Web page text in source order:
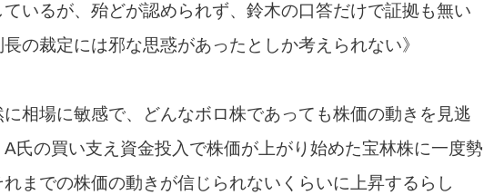
いるが、殆どが認められず、鈴木の口答だけで証拠も無い
の裁定には邪な思惑があったとしか考えられない》
に相場に敏感で、どんなボロ株であっても株価の動きを見逃
氏の買い支え資金投入で株価が上がり始めた宝林株に一度勢
までの株価の動きが信じられないくらいに上昇するらし